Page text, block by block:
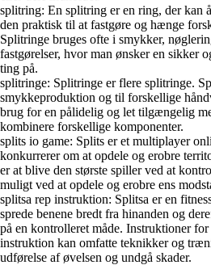
splitring: En splitring er en ring, der kan
den praktisk til at fastgøre og hænge
Splitringe bruges ofte i smykker,
fastgørelser, hvor man ønsker en sikker
ting på.
splitringe: Splitringe er flere splitringe.
smykkeproduktion og til forskellige
brug for en pålidelig og let tilgængelig
kombinere forskellige komponenter.
splits io game: Splits er et multiplayer
konkurrerer om at opdele og erobre
er at blive den største spiller ved at
muligt ved at opdele og erobre ens
splitsa rep instruktion: Splitsa er en
sprede benene bredt fra hinanden og
på en kontrolleret måde. Instruktioner
instruktion kan omfatte teknikker og
udførelse af øvelsen og undgå skader.